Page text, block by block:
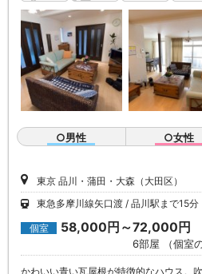
○男性 ○女性
東京 品川・蒲田・大森（大田区）
東急多摩川線矢口渡
品川駅まで15分
個室 58,000円～72,000円
6部屋 （個室の
かわいい青い瓦屋根が特徴的なハウス。